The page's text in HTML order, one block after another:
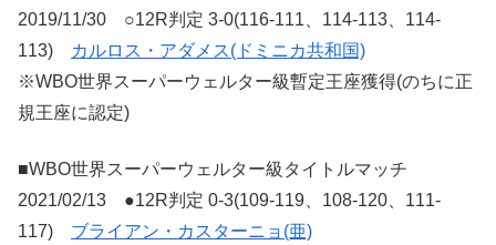
2019/11/30 ○12R判定 3-0(116-111、114-113、114-
113)
カルロス・アダメス(ドミニカ共和国)
※WBO世界スーパーウェルター級暫定王座獲得(のちに正
規王座に認定)
■WBO世界スーパーウェルター級タイトルマッチ
2021/02/13 ●12R判定 0-3(109-119、108-120、111-
117) ブライアン・カスターニョ(亜)